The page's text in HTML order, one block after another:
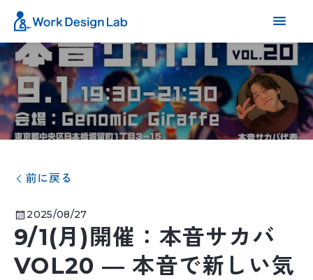
前に戻る
2025/08/27
9/1(月)開催：本音サカバ
VOL20 ― 本音で新しい気